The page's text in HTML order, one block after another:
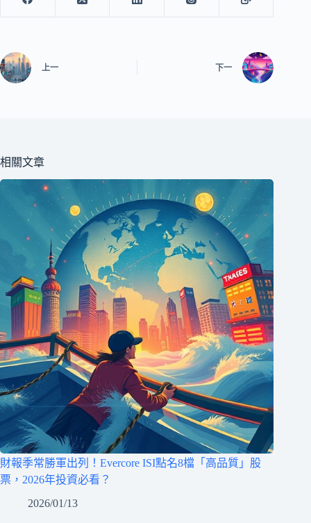
上一 下一
相關文章
財報季常勝軍出列！Evercore ISI點名8檔「高品質」股
票，2026年投資必看？
2026/01/13